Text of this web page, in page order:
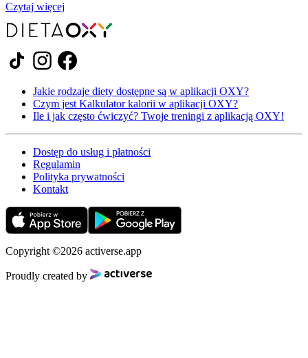
Czytaj więcej
Jakie rodzaje diety dostępne są w aplikacji OXY?
Czym jest Kalkulator kalorii w aplikacji OXY?
Ile i jak często ćwiczyć? Twoje treningi z aplikacją OXY!
Dostęp do usług i płatności
Regulamin
Polityka prywatności
Kontakt
Copyright ©2026 activerse.app
Proudly created by